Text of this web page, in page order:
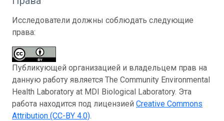
Исследователи должны соблюдать следующие
права:
Публикующей организацией и владельцем прав на
данную работу является The Community Environmental
Health Laboratory at MDI Biological Laboratory. Эта
работа находится под лицензией Creative Commons
Attribution (CC-BY 4.0).